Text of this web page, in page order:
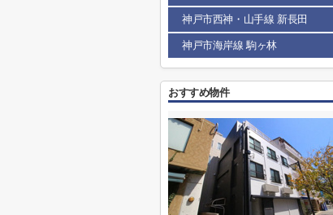
神戸市西神・山手線 新長田
神戸市海岸線 駒ヶ林
おすすめ物件